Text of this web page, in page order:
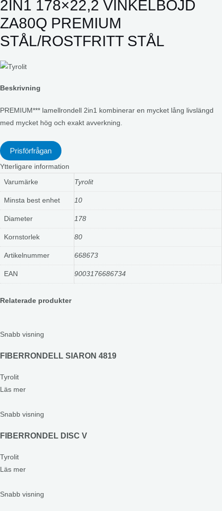
2IN1 178×22,2 VINKELBÖJD
ZA80Q PREMIUM
STÅL/ROSTFRITT STÅL
Beskrivning
PREMIUM*** lamellrondell 2in1 kombinerar en mycket lång livslängd
med mycket hög och exakt avverkning.
Prisförfrågan
Ytterligare information
Varumärke Tyrolit
Minsta best enhet 10
Diameter 178
Kornstorlek 80
Artikelnummer 668673
EAN 9003176686734
Relaterade produkter
Snabb visning
FIBERRONDELL SIARON 4819
Tyrolit
Läs mer
Snabb visning
FIBERRONDEL DISC V
Tyrolit
Läs mer
Snabb visning